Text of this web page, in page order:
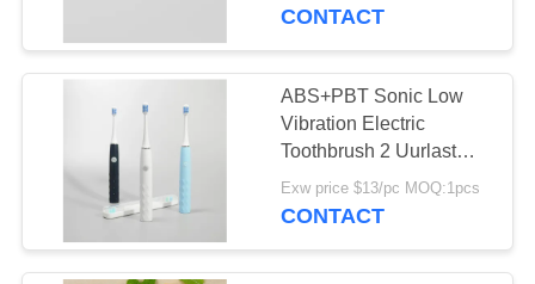
Tanden die Poeder
witten
17
Chemisch afbreekbare
CONTACT
ABS+PBT Sonic Low
Vibration Electric
Toothbrush 2 Uurlast
voor Huis
Exw price $13/pc MOQ:1pcs
CONTACT